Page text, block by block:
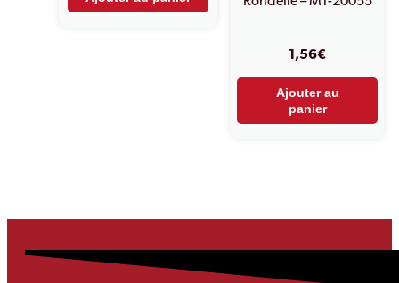
1,56€
Ajouter au
panier